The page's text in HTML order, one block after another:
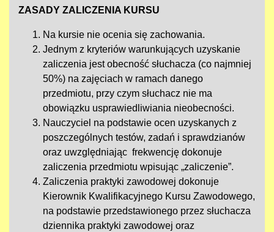
ZASADY ZALICZENIA KURSU
Na kursie nie ocenia się zachowania.
Jednym z kryteriów warunkujących uzyskanie
zaliczenia jest obecność słuchacza (co najmniej
50%) na zajęciach w ramach danego
przedmiotu, przy czym słuchacz nie ma
obowiązku usprawiedliwiania nieobecności.
Nauczyciel na podstawie ocen uzyskanych z
poszczególnych testów, zadań i sprawdzianów
oraz uwzględniając frekwencję dokonuje
zaliczenia przedmiotu wpisując „zaliczenie”.
Zaliczenia praktyki zawodowej dokonuje
Kierownik Kwalifikacyjnego Kursu Zawodowego,
na podstawie przedstawionego przez słuchacza
dziennika praktyki zawodowej oraz